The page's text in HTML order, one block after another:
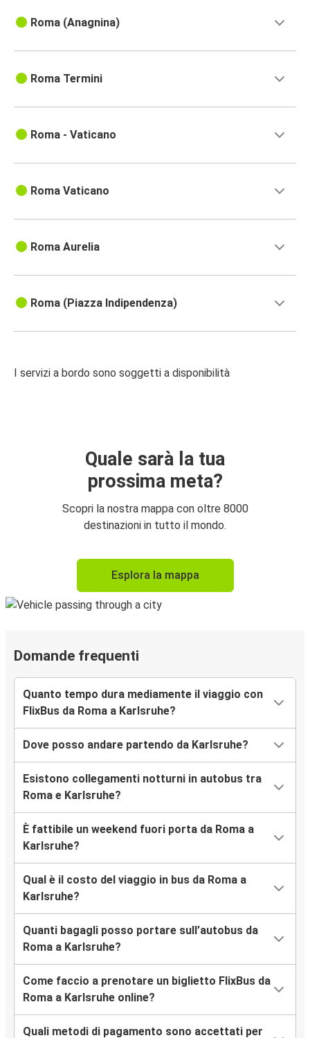
Roma (Anagnina)
Roma Termini
Roma - Vaticano
Roma Vaticano
Roma Aurelia
Roma (Piazza Indipendenza)
I servizi a bordo sono soggetti a disponibilità
Quale sarà la tua
prossima meta?
Scopri la nostra mappa con oltre 8000
destinazioni in tutto il mondo.
Esplora la mappa
Domande frequenti
Quanto tempo dura mediamente il viaggio con
FlixBus da Roma a Karlsruhe?
Dove posso andare partendo da Karlsruhe?
Esistono collegamenti notturni in autobus tra
Roma e Karlsruhe?
È fattibile un weekend fuori porta da Roma a
Karlsruhe?
Qual è il costo del viaggio in bus da Roma a
Karlsruhe?
Quanti bagagli posso portare sull’autobus da
Roma a Karlsruhe?
Come faccio a prenotare un biglietto FlixBus da
Roma a Karlsruhe online?
Quali metodi di pagamento sono accettati per